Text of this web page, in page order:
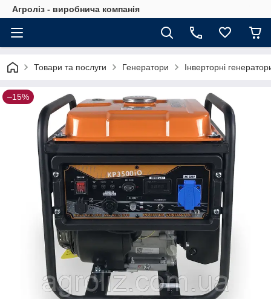
Агроліз - виробнича компанія
Товари та послуги Генератори Інверторні
–15%